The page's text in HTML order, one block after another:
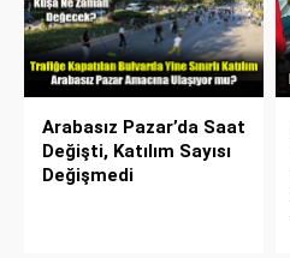
Arabasız Pazar’da Saat
Değişti, Katılım Sayısı
Değişmedi